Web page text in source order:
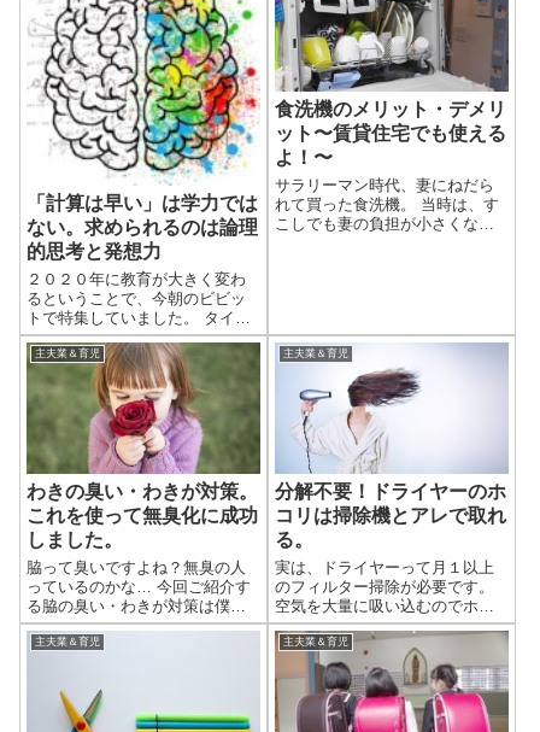
「計算は早い」は学力では
ない。求められるのは論理
的思考と発想力
２０２０年に教育が大きく変わ
るということで、今朝のビビッ
トで特集していました。 タイト
ルにしています通り、計算が早
いということは学力ではなくな
るそうです。 もうすぐSFの世界
が来そうです。 小学生のステー
タス：計算が早い 小学生って、
早けれ...
食洗機のメリット・デメリ
ット〜賃貸住宅でも使える
よ！〜
サラリーマン時代、妻にねだら
れて買った食洗機。 当時は、す
こしでも妻の負担が小さくなれ
ランニングコ...
主夫業＆育児
わきの臭い・わきが対策。
これを使って無臭化に成功
しました。
脇って臭いですよね？無臭の人
っているのかな… 今回ご紹介す
る脇の臭い・わきが対策は僕個
人の実体験に基づくものです。
効果のない人もいるかもしれま
がかは不明です。「わきが臭い
っ！」とは言...
主夫業＆育児
分解不要！ドライヤーのホ
コリは掃除機とアレで取れ
る。
実は、ドライヤーって月１以上
のフィルター掃除が必要です。
空気を大量に吸い込むのでホコ
リが溜まりやすい構造なんで
す。 とは言え、ほとんどの方は
したことがないのでは無いでし
ょうか？ 一昔前のドライヤーは
暖かい風を送るだけということ
もあり安く、使...
主夫業＆育児 主夫業＆育児